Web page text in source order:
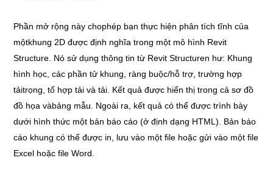
Phần mở rộng này chophép bạn thực hiện phân tích tĩnh của
mộtkhung 2D được định nghĩa trong một mô hình Revit
Structure. Nó sử dụng thông tin từ Revit Structuren hư: Khung
hình học, các phần tử khung, ràng buộc/hỗ trợ, trường hợp
tảitrọng, tổ hợp tải và tải. Kết quả được hiển thị trong cả sơ đồ
đồ họa vàbảng mẫu. Ngoài ra, kết quả có thể được trình bày
dưới hình thức một bản báo cáo (ở định dạng HTML). Bản báo
cáo khung có thể được in, lưu vào một file hoặc gửi vào một file
Excel hoặc file Word.